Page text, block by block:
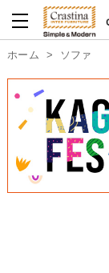
ダイニングテーブ
ホーム > ソファ